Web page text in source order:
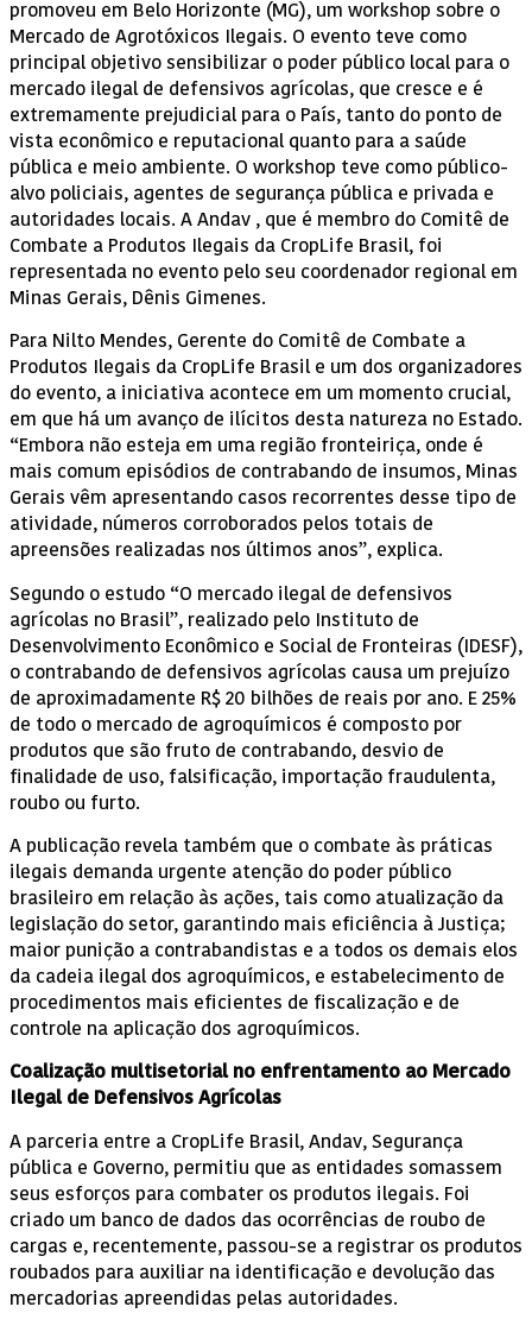
promoveu em Belo Horizonte (MG), um workshop sobre o
Mercado de Agrotóxicos Ilegais. O evento teve como
principal objetivo sensibilizar o poder público local para o
mercado ilegal de defensivos agrícolas, que cresce e é
extremamente prejudicial para o País, tanto do ponto de
vista econômico e reputacional quanto para a saúde
pública e meio ambiente. O workshop teve como público-
alvo policiais, agentes de segurança pública e privada e
autoridades locais. A Andav , que é membro do Comitê de
Combate a Produtos Ilegais da CropLife Brasil, foi
representada no evento pelo seu coordenador regional em
Minas Gerais, Dênis Gimenes.
Para Nilto Mendes, Gerente do Comitê de Combate a
Produtos Ilegais da CropLife Brasil e um dos organizadores
do evento, a iniciativa acontece em um momento crucial,
em que há um avanço de ilícitos desta natureza no Estado.
“Embora não esteja em uma região fronteiriça, onde é
mais comum episódios de contrabando de insumos, Minas
Gerais vêm apresentando casos recorrentes desse tipo de
atividade, números corroborados pelos totais de
apreensões realizadas nos últimos anos”, explica.
Segundo o estudo “O mercado ilegal de defensivos
agrícolas no Brasil”, realizado pelo Instituto de
Desenvolvimento Econômico e Social de Fronteiras (IDESF),
o contrabando de defensivos agrícolas causa um prejuízo
de aproximadamente R$ 20 bilhões de reais por ano. E 25%
de todo o mercado de agroquímicos é composto por
produtos que são fruto de contrabando, desvio de
finalidade de uso, falsificação, importação fraudulenta,
roubo ou furto.
A publicação revela também que o combate às práticas
ilegais demanda urgente atenção do poder público
brasileiro em relação às ações, tais como atualização da
legislação do setor, garantindo mais eficiência à Justiça;
maior punição a contrabandistas e a todos os demais elos
da cadeia ilegal dos agroquímicos, e estabelecimento de
procedimentos mais eficientes de fiscalização e de
controle na aplicação dos agroquímicos.
Coalização multisetorial no enfrentamento ao Mercado
Ilegal de Defensivos Agrícolas
A parceria entre a CropLife Brasil, Andav, Segurança
pública e Governo, permitiu que as entidades somassem
seus esforços para combater os produtos ilegais. Foi
criado um banco de dados das ocorrências de roubo de
cargas e, recentemente, passou-se a registrar os produtos
roubados para auxiliar na identificação e devolução das
mercadorias apreendidas pelas autoridades.